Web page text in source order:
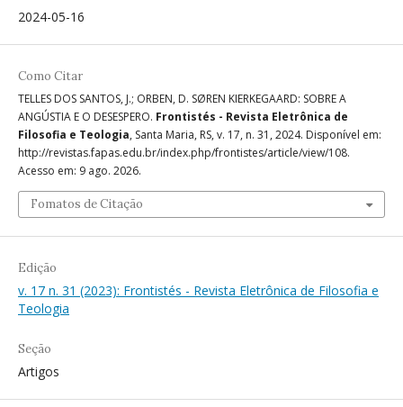
2024-05-16
Como Citar
TELLES DOS SANTOS, J.; ORBEN, D. SØREN KIERKEGAARD: SOBRE A
ANGÚSTIA E O DESESPERO. Frontistés - Revista Eletrônica de
Filosofia e Teologia, Santa Maria, RS, v. 17, n. 31, 2024. Disponível em:
http://revistas.fapas.edu.br/index.php/frontistes/article/view/108.
Acesso em: 9 ago. 2026.
Fomatos de Citação
Edição
v. 17 n. 31 (2023): Frontistés - Revista Eletrônica de Filosofia e
Teologia
Seção
Artigos